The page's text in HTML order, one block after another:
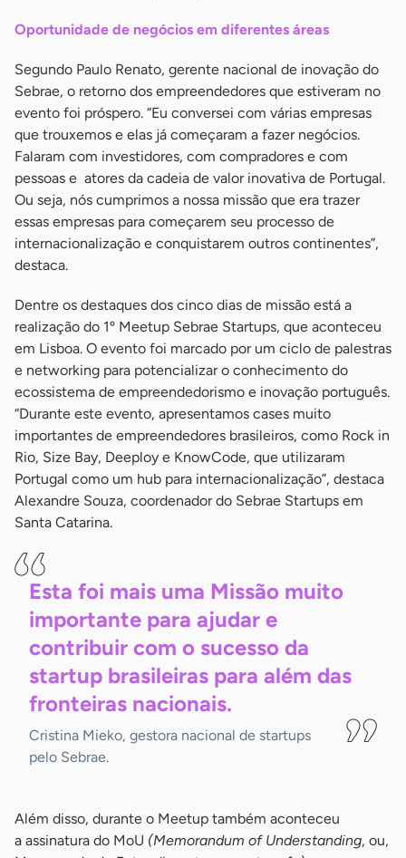
Oportunidade de negócios em diferentes áreas
Segundo Paulo Renato, gerente nacional de inovação do
Sebrae, o retorno dos empreendedores que estiveram no
evento foi próspero. “Eu conversei com várias empresas
que trouxemos e elas já começaram a fazer negócios.
Falaram com investidores, com compradores e com
pessoas e atores da cadeia de valor inovativa de Portugal.
Ou seja, nós cumprimos a nossa missão que era trazer
essas empresas para começarem seu processo de
internacionalização e conquistarem outros continentes”,
destaca.
Dentre os destaques dos cinco dias de missão está a
realização do 1º Meetup Sebrae Startups, que aconteceu
em Lisboa. O evento foi marcado por um ciclo de palestras
e networking para potencializar o conhecimento do
ecossistema de empreendedorismo e inovação português.
“Durante este evento, apresentamos cases muito
importantes de empreendedores brasileiros, como Rock in
Rio, Size Bay, Deeploy e KnowCode, que utilizaram
Portugal como um hub para internacionalização”, destaca
Alexandre Souza, coordenador do Sebrae Startups em
Santa Catarina.
Esta foi mais uma Missão muito
importante para ajudar e
contribuir com o sucesso da
startup brasileiras para além das
fronteiras nacionais.
Cristina Mieko, gestora nacional de startups
pelo Sebrae.
Além disso, durante o Meetup também aconteceu
a assinatura do MoU (Memorandum of Understanding, ou,